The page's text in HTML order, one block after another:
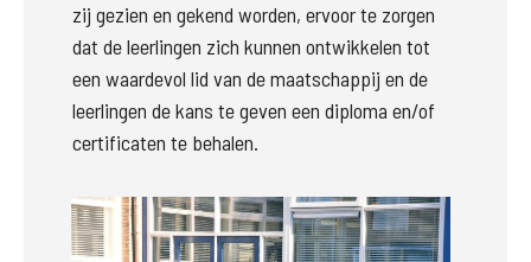
zij gezien en gekend worden, ervoor te zorgen
dat de leerlingen zich kunnen ontwikkelen tot
een waardevol lid van de maatschappij en de
leerlingen de kans te geven een diploma en/of
certificaten te behalen.